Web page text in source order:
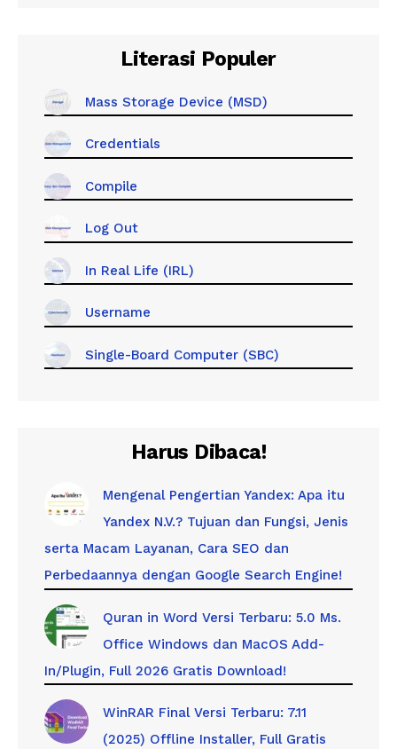
Literasi Populer
Mass Storage Device (MSD)
Credentials
Compile
Log Out
In Real Life (IRL)
Username
Single-Board Computer (SBC)
Harus Dibaca!
Mengenal Pengertian Yandex: Apa itu
Yandex N.V.? Tujuan dan Fungsi, Jenis
serta Macam Layanan, Cara SEO dan
Perbedaannya dengan Google Search Engine!
Quran in Word Versi Terbaru: 5.0 Ms.
Office Windows dan MacOS Add-
In/Plugin, Full 2026 Gratis Download!
WinRAR Final Versi Terbaru: 7.11
(2025) Offline Installer, Full Gratis